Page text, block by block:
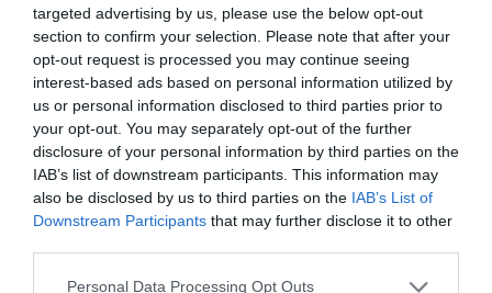
targeted advertising by us, please use the below opt-out
section to confirm your selection. Please note that after your
opt-out request is processed you may continue seeing
interest-based ads based on personal information utilized by
us or personal information disclosed to third parties prior to
your opt-out. You may separately opt-out of the further
disclosure of your personal information by third parties on the
IAB’s list of downstream participants. This information may
also be disclosed by us to third parties on the IAB’s List of
Downstream Participants that may further disclose it to other
Please note that this website/app uses one or more Google
Personal Data Processing Opt Outs
ΑΘΛΗΤΙΚΑ